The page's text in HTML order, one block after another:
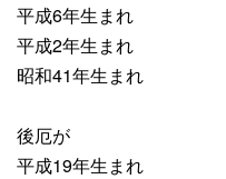
平成6年生まれ
平成2年生まれ
昭和41年生まれ
後厄が
平成19年生まれ